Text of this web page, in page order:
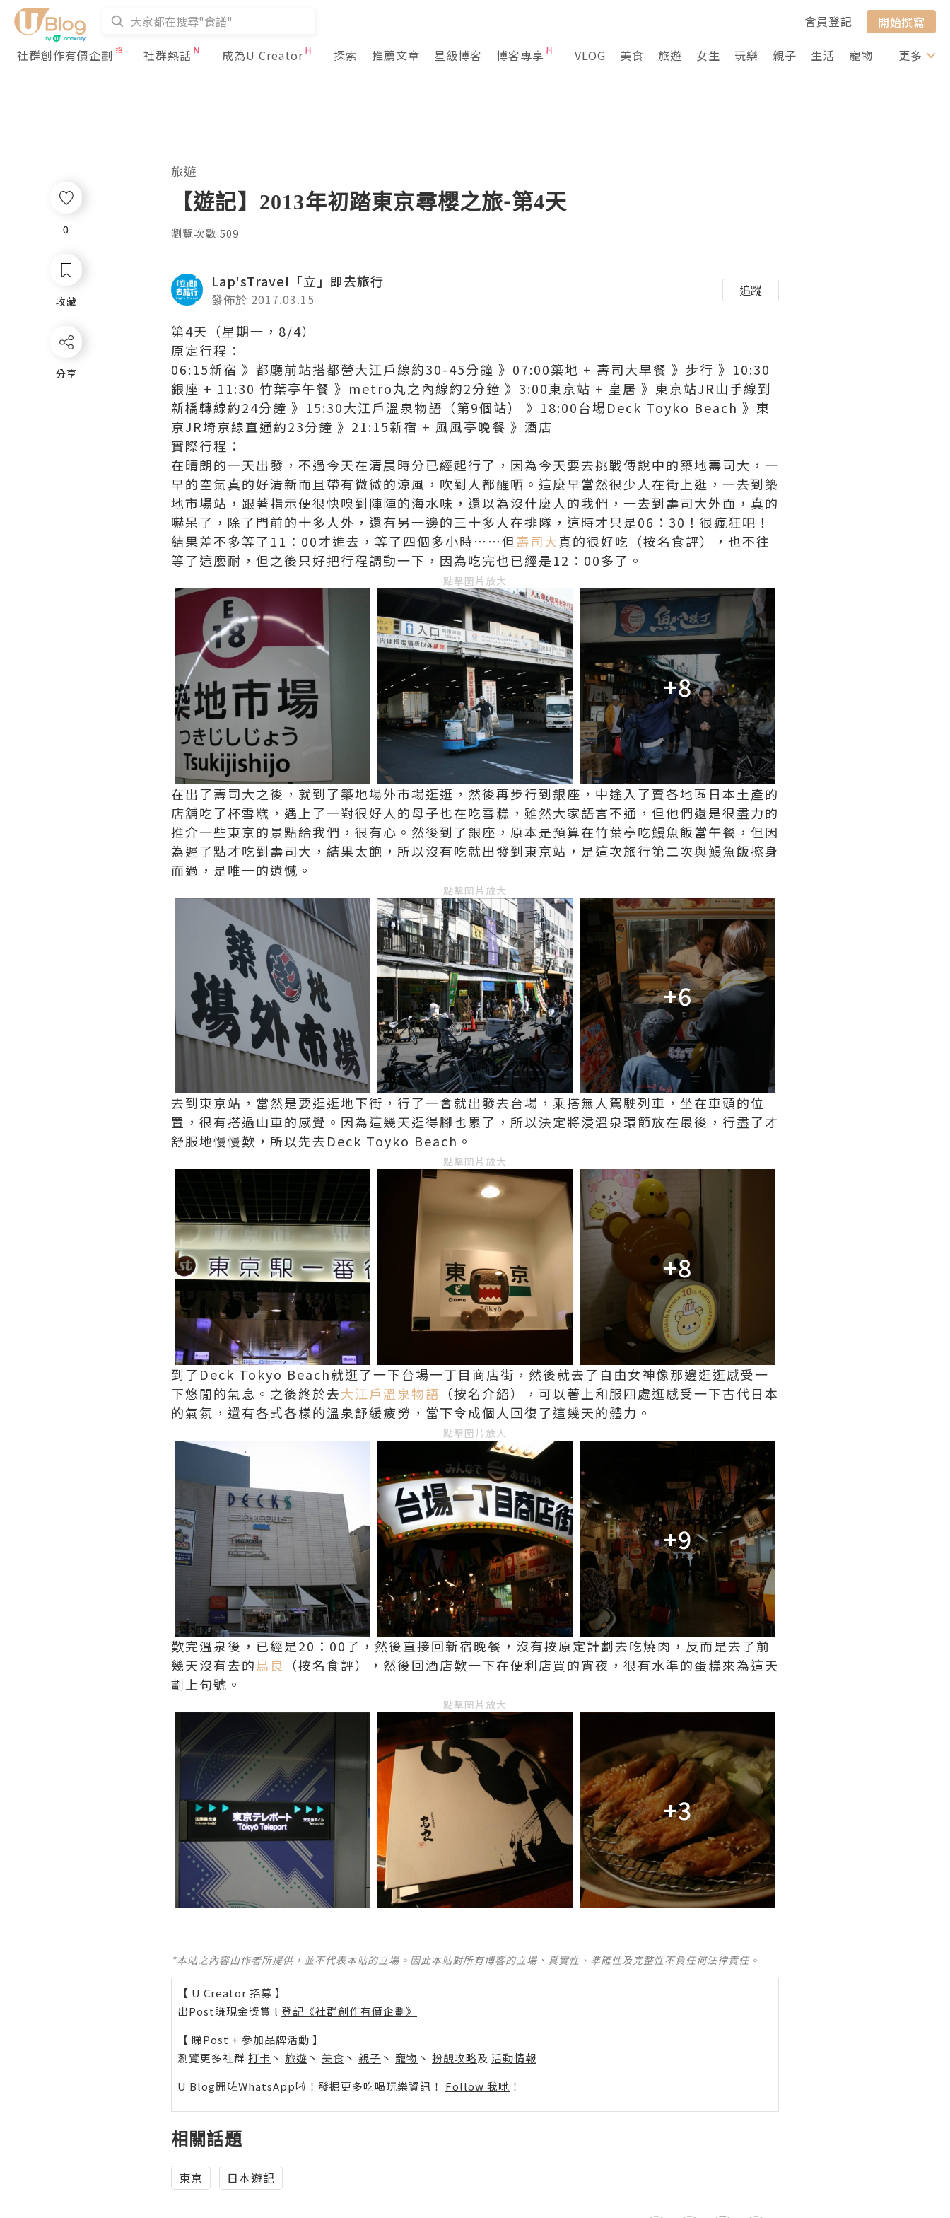
會員登記
開始撰寫
社群創作有價企劃
社群熱話 成為U Creator 探索 推薦文章 星級博客 博客專享 VLOG 美食 旅遊 女生 玩樂 親子 生活 寵物 行山 打卡
更多
0
收藏
分享
旅遊
【遊記】2013年初踏東京尋櫻之旅-第4天
瀏覽次數:509
Lap'sTravel「立」即去旅行
發佈於 2017.03.15
追蹤
第4天（星期一，8/4）
原定行程：
06:15新宿 》都廳前站搭都營大江戶線約30-45分鐘 》07:00築地 + 壽司大早餐 》步行 》10:30
銀座 + 11:30 竹葉亭午餐 》metro丸之內線約2分鐘 》3:00東京站 + 皇居 》東京站JR山手線到
新橋轉線約24分鐘 》15:30大江戶溫泉物語（第9個站） 》18:00台場Deck Toyko Beach 》東
京JR埼京線直通約23分鐘 》21:15新宿 + 風風亭晚餐 》酒店
實際行程：
在晴朗的一天出發，不過今天在清晨時分已經起行了，因為今天要去挑戰傳說中的築地壽司大，一
早的空氣真的好清新而且帶有微微的涼風，吹到人都醒哂。這麼早當然很少人在街上逛，一去到築
地市場站，跟著指示便很快嗅到陣陣的海水味，還以為沒什麼人的我們，一去到壽司大外面，真的
嚇呆了，除了門前的十多人外，還有另一邊的三十多人在排隊，這時才只是06：30！很瘋狂吧！
結果差不多等了11：00才進去，等了四個多小時⋯⋯但壽司大真的很好吃（按名食評），也不往
等了這麼耐，但之後只好把行程調動一下，因為吃完也已經是12：00多了。
點擊圖片放大
+8
在出了壽司大之後，就到了築地場外市場逛逛，然後再步行到銀座，中途入了賣各地區日本土產的
店舖吃了杯雪糕，遇上了一對很好人的母子也在吃雪糕，雖然大家語言不通，但他們還是很盡力的
推介一些東京的景點給我們，很有心。然後到了銀座，原本是預算在竹葉亭吃鰻魚飯當午餐，但因
為遲了點才吃到壽司大，結果太飽，所以沒有吃就出發到東京站，是這次旅行第二次與鰻魚飯擦身
而過，是唯一的遺憾。
點擊圖片放大
+6
去到東京站，當然是要逛逛地下街，行了一會就出發去台場，乘搭無人駕駛列車，坐在車頭的位
置，很有搭過山車的感覺。因為這幾天逛得腳也累了，所以決定將浸溫泉環節放在最後，行盡了才
舒服地慢慢歎，所以先去Deck Toyko Beach。
點擊圖片放大
+8
到了Deck Tokyo Beach就逛了一下台場一丁目商店街，然後就去了自由女神像那邊逛逛感受一
下悠閒的氣息。之後終於去大江戶溫泉物語 （按名介紹），可以著上和服四處逛感受一下古代日本
的氣氛，還有各式各樣的溫泉舒緩疲勞，當下令成個人回復了這幾天的體力。
點擊圖片放大
+9
歎完溫泉後，已經是20：00了，然後直接回新宿晚餐，沒有按原定計劃去吃燒肉，反而是去了前
幾天沒有去的鳥良 （按名食評），然後回酒店歎一下在便利店買的宵夜，很有水準的蛋糕來為這天
劃上句號。
點擊圖片放大
+3
*本站之內容由作者所提供，並不代表本站的立場。因此本站對所有博客的立場、真實性、準確性及完整性不負任何法律責任。
【 U Creator 招募 】
出Post賺現金獎賞 l 登記《社群創作有價企劃》
【 睇Post + 參加品牌活動 】
瀏覽更多社群 打卡 丶 旅遊 丶 美食 丶 親子 丶 寵物 丶 扮靚攻略及 活動情報
U Blog開咗WhatsApp啦！發掘更多吃喝玩樂資訊！ Follow 我哋 ！
相關話題
東京 日本遊記
0
收藏
分享